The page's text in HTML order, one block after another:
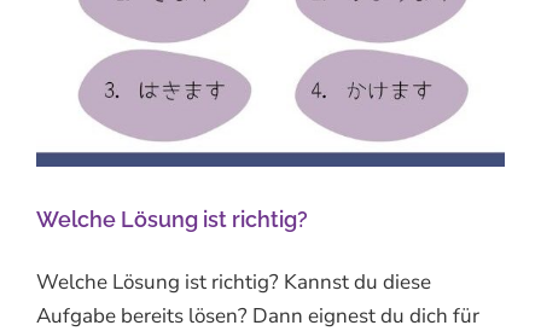
Welche Lösung ist richtig?
Welche Lösung ist richtig? Kannst du diese
Aufgabe bereits lösen? Dann eignest du dich für